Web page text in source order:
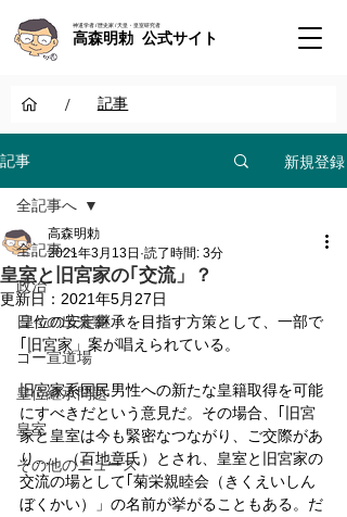
神道学者 / 歴史家 / 天皇・皇室研究者
高森明勅 公式サイト
/ 記事
記事 新規登録
全記事へ
政治
日々の出来事
ゴー宣道場
皇位継承問題
皇室
その他のニュース
全記事へ
皇室と旧宮家の｢交流」？
高森明勅
2021年3月13日 読了時間: 3分
更新日： 2021年5月27日
皇位の安定継承を目指す方策として、一部で
｢旧宮家」案が唱えられている。
旧宮家系国民男性への新たな皇籍取得を可能
にすべきだという意見だ。その場合、｢旧宮
家と皇室は今も緊密なつながり、ご交際があ
り…」（百地章氏）とされ、皇室と旧宮家の
交流の場として｢菊栄親睦会（きくえいしん
ぼくかい）」の名前が挙がることもある。だ